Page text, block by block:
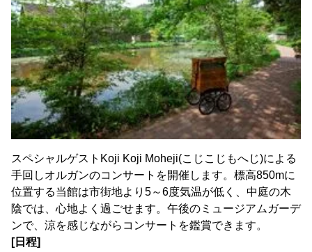
スペシャルゲストKoji Koji Moheji(こじこじもへじ)による
手回しオルガンのコンサートを開催します。標高850mに
位置する当館は市街地より5～6度気温が低く、中庭の木
陰では、心地よく過ごせます。午後のミュージアムガーデ
ンで、涼を感じながらコンサートを鑑賞できます。
[日程]